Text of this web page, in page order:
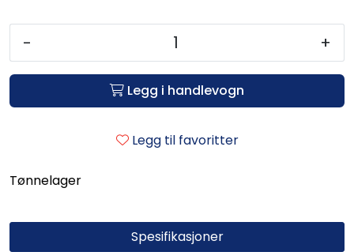
- +
Legg i handlevogn
Legg til favoritter
Tønnelager
Spesifikasjoner